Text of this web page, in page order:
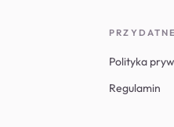
Polityka
Regulamin